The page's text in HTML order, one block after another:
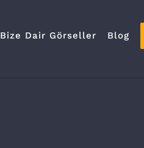
Bize Dair Görseller Blog